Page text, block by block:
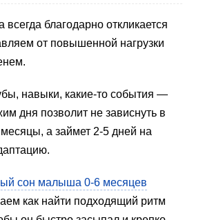
благодарно откликается
от повышенной нагрузки
навыки, какие-то события —
дня позволит не зависнуть в
а займет 2-5 дней на
сон малыша 0-6 месяцев
как найти подходящий ритм